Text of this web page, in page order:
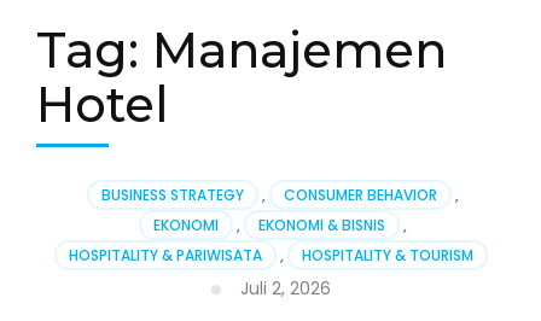
Tag: Manajemen
Hotel
BUSINESS STRATEGY , CONSUMER BEHAVIOR
,
EKONOMI
, EKONOMI & BISNIS
,
HOSPITALITY & PARIWISATA
, HOSPITALITY & TOURISM
Juli 2, 2026